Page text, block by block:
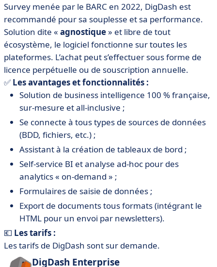
Survey menée par le BARC en 2022, DigDash est
recommandé pour sa souplesse et sa performance.
Solution dite « agnostique» et libre de tout
écosystème, le logiciel fonctionne sur toutes les
plateformes. L’achat peut s’effectuer sous forme de
licence perpétuelle ou de souscription annuelle.
✅ Les avantages et fonctionnalités :
Solution de business intelligence 100 % française,
sur-mesure et all-inclusive ;
Se connecte à tous types de sources de données
(BDD, fichiers, etc.) ;
Assistant à la création de tableaux de bord ;
Self-service BI et analyse ad-hoc pour des
analytics « on-demand » ;
Formulaires de saisie de données ;
Export de documents tous formats (intégrant le
HTML pour un envoi par newsletters).
💶 Les tarifs :
Les tarifs de DigDash sont sur demande.
DigDash Enterprise